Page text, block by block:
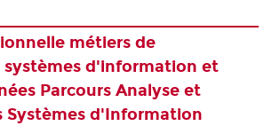
métiers de
d'information et
Parcours Analyse et
Systèmes d'Information